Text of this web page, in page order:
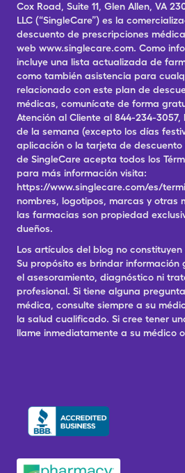
Cox Road, Suite 11, Glen Allen, VA
LLC (“SingleCare”) es la
descuento de prescripciones
web www.singlecare.com. Como
incluye una lista actualizada de
como también asistencia para
relacionado con este plan de
médicas, comunícate de forma
Atención al Cliente al 844-234-3057,
de la semana (excepto los días
aplicación o la tarjeta de
de SingleCare acepta todos los
para más información visita:
https://www.singlecare.com/es/
nombres, logotipos, marcas y otras
las farmacias son propiedad
dueños.
Los artículos del blog no
Su propósito es brindar información
el asesoramiento, diagnóstico ni
profesional. Si tiene alguna
médica, consulte siempre a su
la salud cualificado. Si cree tener
llame inmediatamente a su médico o